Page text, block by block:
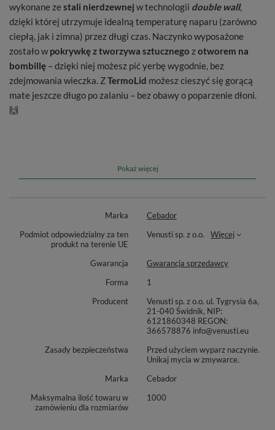
wykonane ze stali nierdzewnej w technologii double wall,
dzięki której utrzymuje idealną temperaturę naparu (zarówno
ciepłą, jak i zimna) przez długi czas. Naczynko wyposażone
zostało wpokrywkę z tworzywa sztucznego zotworem na
bombillę – dzięki niej możesz pić yerbę wygodnie, bez
zdejmowania wieczka. ZTermoLid możesz cieszyć się gorącą
mate jeszcze długo po zalaniu – bez obawy o poparzenie dłoni.
🙌
designem. ✨ Gładką powierzchnię zdobi stylowe logo, które
doskonale komponuje się z klasyczną formą i delikatnym
Seria TermoLid – styl, funkcjonalność i
powstała z połączenia dwóch słów: termo–
odnoszącego się do doskonałej izolacji temperatury, oraz
pokrywkę, która jeszcze lepiej
chroni napar przed utratą temperatury i ułatwia jego
spożywanie. 🔥💧 Matera termiczne zaprojektowane zostały z
myślą o komforcie, mobilności i estetyce. Bez względu na to, czy
pozwala Ci cieszyć się ulubionym naparem w idealnej
Pokaż więcej
Marka
Cebador
Podmiot odpowiedzialny za ten
produkt na terenie UE
Venusti sp. z o.o. Więcej
Gwarancja
Gwarancja sprzedawcy
Forma
1
Producent
Venusti sp. z o.o. ul. Tygrysia 6a,
21-040 Świdnik, NIP:
6121860348 REGON:
366578876 info@venusti.eu
Zasady bezpieczeństwa
Przed użyciem wyparz naczynie.
Unikaj mycia w zmywarce.
Marka
Cebador
Maksymalna ilość towaru w
zamówieniu dla rozmiarów
1000